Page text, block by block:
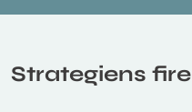
Strategiens